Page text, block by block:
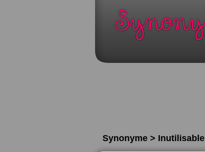
Synonyme > Inutilisable